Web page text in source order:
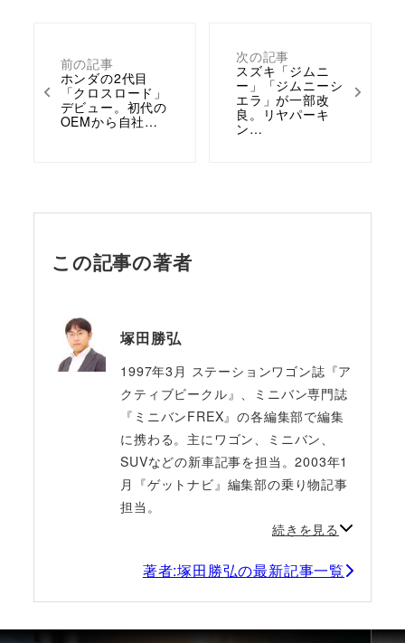
前の記事
ホンダの2代目
「クロスロード」
デビュー。初代の
OEMから自社…
次の記事
スズキ「ジムニ
ー」「ジムニーシ
エラ」が一部改
良。リヤパーキ
ン…
この記事の著者
塚田勝弘
1997年3月 ステーションワゴン誌『ア
クティブビークル』、ミニバン専門誌
『ミニバンFREX』の各編集部で編集
に携わる。主にワゴン、ミニバン、
SUVなどの新車記事を担当。2003年1
月『ゲットナビ』編集部の乗り物記事
担当。
続きを見る
著者:塚田勝弘の最新記事一覧